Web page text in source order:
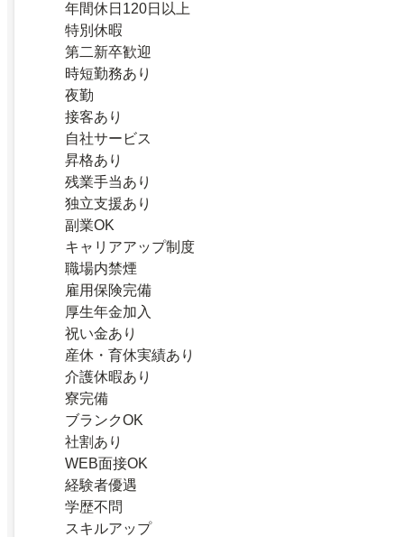
年間休日120日以上
特別休暇
第二新卒歓迎
時短勤務あり
夜勤
接客あり
自社サービス
昇格あり
残業手当あり
独立支援あり
副業OK
キャリアアップ制度
職場内禁煙
雇用保険完備
厚生年金加入
祝い金あり
産休・育休実績あり
介護休暇あり
寮完備
ブランクOK
社割あり
WEB面接OK
経験者優遇
学歴不問
スキルアップ